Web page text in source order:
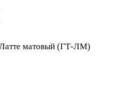
матовый (ГТ-ЛМ)